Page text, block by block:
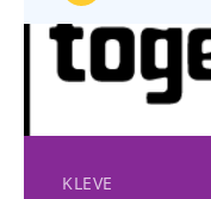
KLEVE